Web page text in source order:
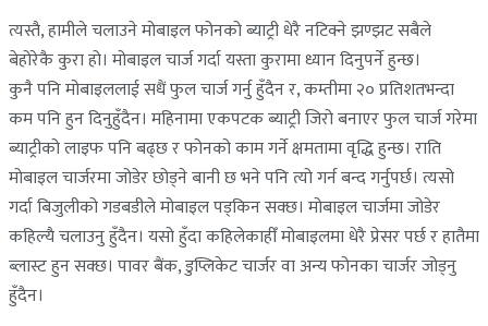
त्यस्तै, हामीले चलाउने मोबाइल फोनको ब्याट्री धेरै नटिक्ने झण्झट सबैले
बेहोरेकै कुरा हो। मोबाइल चार्ज गर्दा यस्ता कुरामा ध्यान दिनुपर्ने हुन्छ।
कुनै पनि मोबाइललाई सधैं फुल चार्ज गर्नु हुँदैन र, कम्तीमा २० प्रतिशतभन्दा
कम पनि हुन दिनुहुँदैन। महिनामा एकपटक ब्याट्री जिरो बनाएर फुल चार्ज गरेमा
ब्याट्रीको लाइफ पनि बढ्छ र फोनको काम गर्ने क्षमतामा वृद्धि हुन्छ। राति
मोबाइल चार्जरमा जोडेर छोड्ने बानी छ भने पनि त्यो गर्न बन्द गर्नुपर्छ। त्यसो
गर्दा बिजुलीको गडबडीले मोबाइल पड्किन सक्छ। मोबाइल चार्जमा जोडेर
कहिल्यै चलाउनु हुँदैन। यसो हुँदा कहिलेकाहीँ मोबाइलमा धेरै प्रेसर पर्छ र हातैमा
ब्लास्ट हुन सक्छ। पावर बैंक, डुप्लिकेट चार्जर वा अन्य फोनका चार्जर जोड्नु
हुँदैन।